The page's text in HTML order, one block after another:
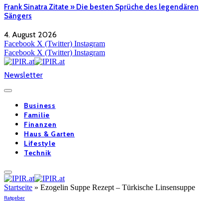
Frank Sinatra Zitate » Die besten Sprüche des legendären
Sängers
4. August 2026
Facebook X (Twitter) Instagram
Facebook X (Twitter) Instagram
Newsletter
Business
Familie
Finanzen
Haus & Garten
Lifestyle
Technik
Startseite » Ezogelin Suppe Rezept – Türkische Linsensuppe
Ratgeber